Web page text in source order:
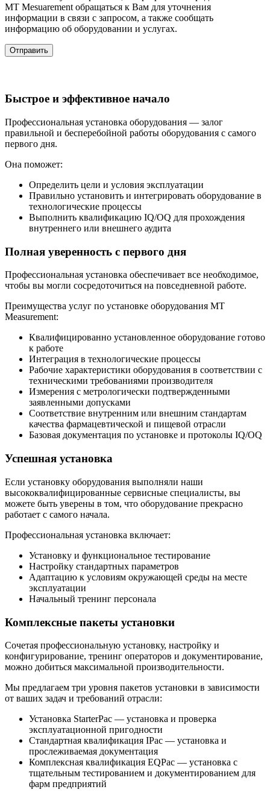
MT Mesuarement обращаться к Вам для уточнения
информации в связи с запросом, а также сообщать
информацию об оборудовании и услугах.
Быстрое и эффективное начало
Профессиональная установка оборудования — залог
правильной и бесперебойной работы оборудования с самого
первого дня.
Она поможет:
Определить цели и условия эксплуатации
Правильно установить и интегрировать оборудование в
технологические процессы
Выполнить квалификацию IQ/OQ для прохождения
внутреннего или внешнего аудита
Полная уверенность с первого дня
Профессиональная установка обеспечивает все необходимое,
чтобы вы могли сосредоточиться на повседневной работе.
Преимущества услуг по установке оборудования МТ
Measurement:
Квалифицированно установленное оборудование готово
к работе
Интеграция в технологические процессы
Рабочие характеристики оборудования в соответствии с
техническими требованиями производителя
Измерения с метрологически подтвержденными
заявленными допусками
Соответствие внутренним или внешним стандартам
качества фармацевтической и пищевой отрасли
Базовая документация по установке и протоколы IQ/OQ
Успешная установка
Если установку оборудования выполняли наши
высококвалифицированные сервисные специалисты, вы
можете быть уверены в том, что оборудование прекрасно
работает с самого начала.
Профессиональная установка включает:
Установку и функциональное тестирование
Настройку стандартных параметров
Адаптацию к условиям окружающей среды на месте
эксплуатации
Начальный тренинг персонала
Комплексные пакеты установки
Сочетая профессиональную установку, настройку и
конфигурирование, тренинг операторов и документирование,
можно добиться максимальной производительности.
Мы предлагаем три уровня пакетов установки в зависимости
от ваших задач и требований отрасли:
Установка StarterPac — установка и проверка
эксплуатационной пригодности
Стандартная квалификация IPac — установка и
прослеживаемая документация
Комплексная квалификация EQPac — установка с
тщательным тестированием и документированием для
фарм предприятий